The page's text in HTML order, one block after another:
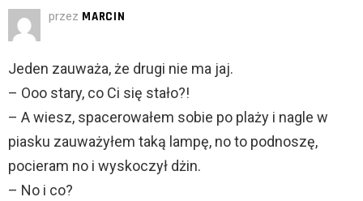
przez MARCIN
Jeden zauważa, że drugi nie ma jaj.
– Ooo stary, co Ci się stało?!
– A wiesz, spacerowałem sobie po plaży i nagle w
piasku zauważyłem taką lampę, no to podnoszę,
pocieram no i wyskoczył dżin.
– No i co?